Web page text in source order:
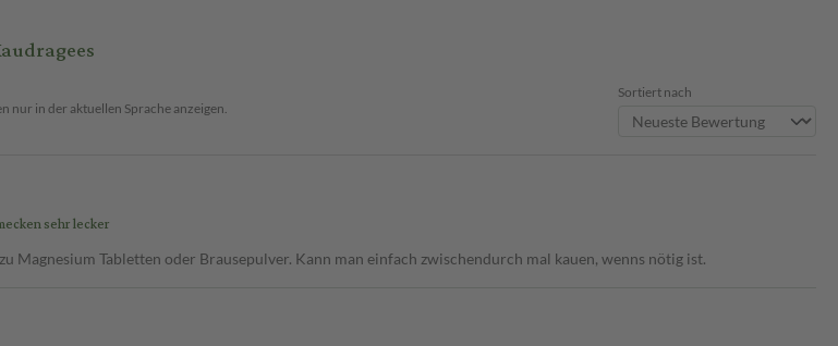
nur in der aktuellen Sprache anzeigen.
Sortiert nach
sehr lecker
Magnesium Tabletten oder Brausepulver. Kann man einfach zwischendurch mal kauen, wenns nötig ist.